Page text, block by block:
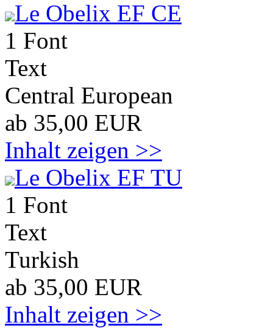
Le Obelix EF CE
1 Font
Text
Central European
ab 35,00 EUR
Inhalt zeigen >>
Le Obelix EF TU
1 Font
Text
Turkish
ab 35,00 EUR
Inhalt zeigen >>